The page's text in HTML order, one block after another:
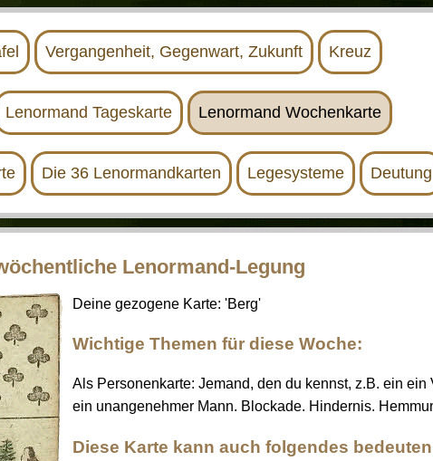
Vergangenheit, Gegenwart, Zukunft Kreuz
Lenormand Tageskarte Lenormand Wochenkarte
Die 36 Lenormandkarten Legesysteme Deutung
Lenormand-Legung
Deine gezogene Karte: 'Berg'
Wichtige Themen für diese Woche:
Als Personenkarte: Jemand, den du kennst, z.B. ein ein
ein unangenehmer Mann. Blockade. Hindernis.
Diese Karte kann auch folgendes